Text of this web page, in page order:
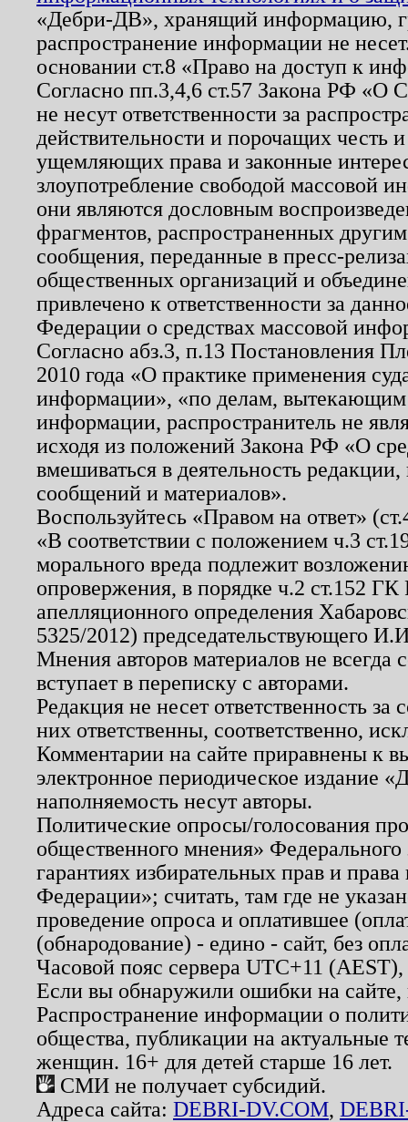
«Дебри-ДВ», хранящий информацию,
распространение информации не
основании ст.8 «Право на доступ к
Согласно пп.3,4,6 ст.57 Закона РФ «О
не несут ответственности за
действительности и порочащих честь
ущемляющих права и законные
злоупотребление свободой массовой
они являются дословным
фрагментов, распространенных
сообщения, переданные в пресс-
общественных организаций и
привлечено к ответственности за
Федерации о средствах массовой
Согласно абз.3, п.13 Постановления
2010 года «О практике применения
информации», «по делам, вытекающим
информации, распространитель не
исходя из положений Закона РФ «О
вмешиваться в деятельность
сообщений и материалов».
Воспользуйтесь «Правом на ответ»
«В соответствии с положением ч.3
морального вреда подлежит
опровержения, в порядке ч.2 ст.152
апелляционного определения
5325/2012) председательствующего
Мнения авторов материалов не
вступает в переписку с авторами.
Редакция не несет ответственность
них ответственны, соответственно,
Комментарии на сайте приравнены к
электронное периодическое издание
наполняемость несут авторы.
Политические опросы/голосования
общественного мнения»
гарантиях избирательных прав и
Федерации»; считать, там где не
проведение опроса и оплатившее
(обнародование) - едино - сайт, без
Часовой пояс сервера UTC+11
Если вы обнаружили ошибки на
Распространение информации о
общества, публикации на актуальные
женщин. 16+ для детей старше 16 лет.
СМИ не получает субсидий.
Адреса сайта: DEBRI-DV.COM,